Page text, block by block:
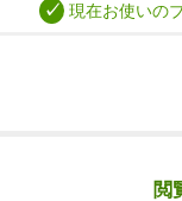
✓ 現在お使いの
閲